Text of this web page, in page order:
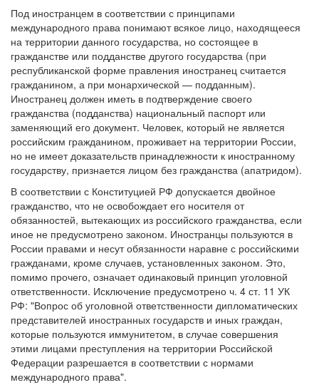
Под иностранцем в соответствии с принципами
международного права понимают всякое лицо, находящееся
на территории данного государства, но состоящее в
гражданстве или подданстве другого государства (при
республиканской форме правления иностранец считается
гражданином, а при монархической — подданным).
Иностранец должен иметь в подтверждение своего
гражданства (подданства) национальный паспорт или
заменяющий его документ. Человек, который не является
российским гражданином, проживает на территории России,
но не имеет доказательств принадлежности к иностранному
государству, признается лицом без гражданства (апатридом).
В соответствии с Конституцией РФ допускается двойное
гражданство, что не освобождает его носителя от
обязанностей, вытекающих из российского гражданства, если
иное не предусмотрено законом. Иностранцы пользуются в
России правами и несут обязанности наравне с российскими
гражданами, кроме случаев, установленных законом. Это,
помимо прочего, означает одинаковый принцип уголовной
ответственности. Исключение предусмотрено ч. 4 ст. 11 УК
РФ: "Вопрос об уголовной ответственности дипломатических
представителей иностранных государств и иных граждан,
которые пользуются иммунитетом, в случае совершения
этими лицами преступления на территории Российской
Федерации разрешается в соответствии с нормами
международного права".